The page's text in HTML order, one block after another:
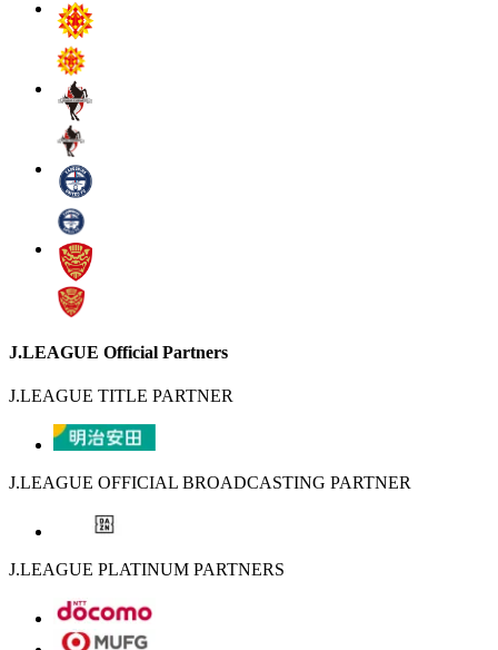
J.LEAGUE Official Partners
J.LEAGUE TITLE PARTNER
J.LEAGUE OFFICIAL BROADCASTING PARTNER
J.LEAGUE PLATINUM PARTNERS